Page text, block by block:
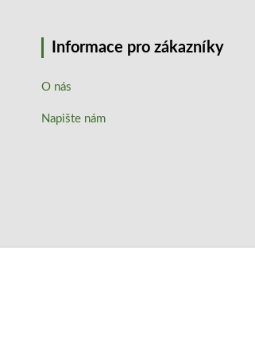
Informace pro zákazníky
O nás
Napište nám